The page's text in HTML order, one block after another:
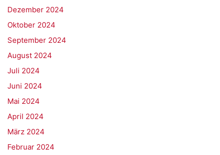
Dezember 2024
Oktober 2024
September 2024
August 2024
Juli 2024
Juni 2024
Mai 2024
April 2024
März 2024
Februar 2024